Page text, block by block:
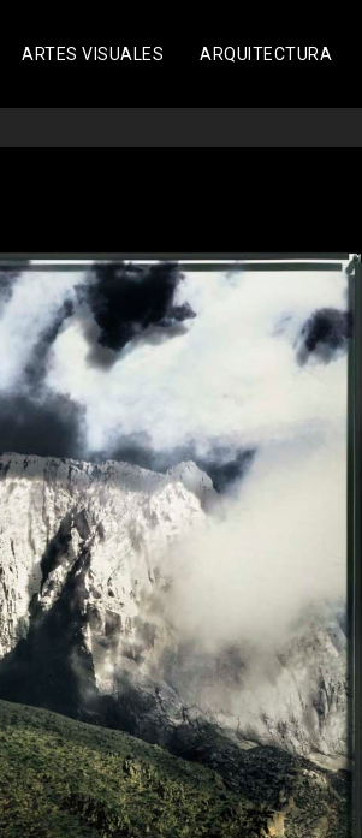
ARTES VISUALES ARQUITECTURA